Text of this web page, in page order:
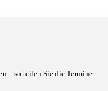
– so teilen Sie die Termine